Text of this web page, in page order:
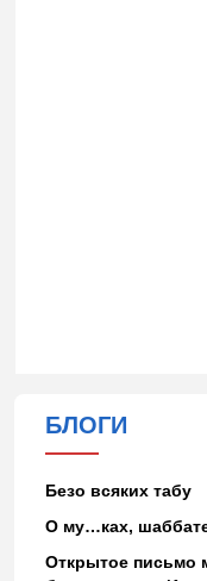
БЛОГИ
Безо всяких табу
О му…ках,
Открытое письмо